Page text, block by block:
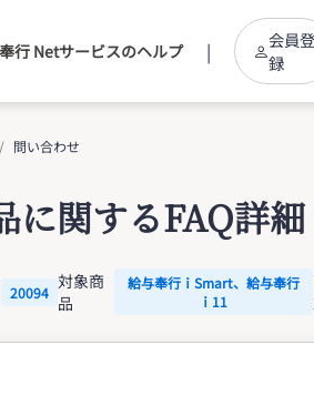
奉行 Netサービスのヘルプ |
会員
録
問い合わせ
に関するFAQ詳細
20094 対象商
品
給与奉行ｉSmart、給与奉行
ｉ11